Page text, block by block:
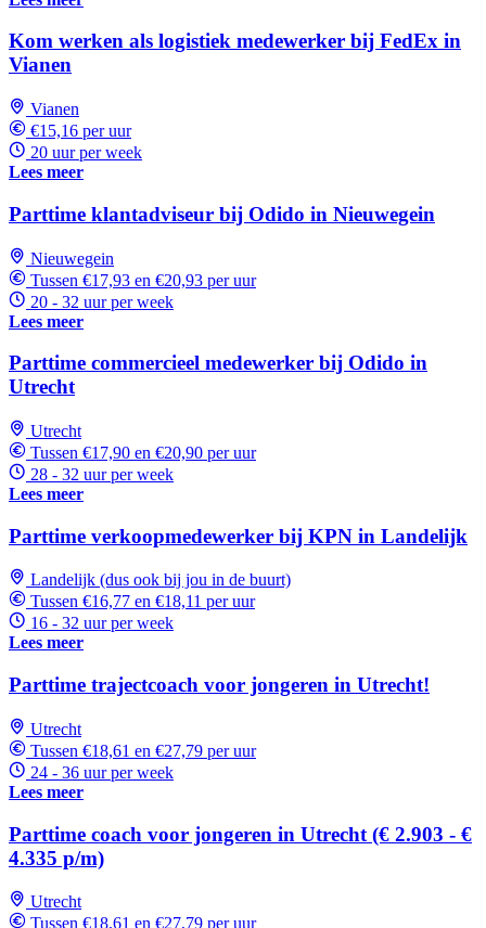
Kom werken als logistiek medewerker bij FedEx in
Vianen
Vianen
€15,16 per uur
20 uur per week
Lees meer
Parttime klantadviseur bij Odido in Nieuwegein
Nieuwegein
Tussen €17,93 en €20,93 per uur
20 - 32 uur per week
Lees meer
Parttime commercieel medewerker bij Odido in
Utrecht
Utrecht
Tussen €17,90 en €20,90 per uur
28 - 32 uur per week
Lees meer
Parttime verkoopmedewerker bij KPN in Landelijk
Landelijk (dus ook bij jou in de buurt)
Tussen €16,77 en €18,11 per uur
16 - 32 uur per week
Lees meer
Parttime trajectcoach voor jongeren in Utrecht!
Utrecht
Tussen €18,61 en €27,79 per uur
24 - 36 uur per week
Lees meer
Parttime coach voor jongeren in Utrecht (€ 2.903 - €
4.335 p/m)
Utrecht
Tussen €18,61 en €27,79 per uur